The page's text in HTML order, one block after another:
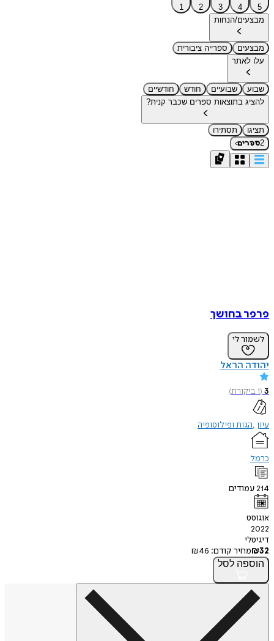
5
4
3
2
1
מבצעים/הנחות
מבצעים
ספרייה ציבורית
עלו לאתר
שבוע שבועיים חודש
חודשיים
להציג בתוצאות ספרים שכבר קנית?
תציגו
תסתירו
2ספרים›
פרפר בחושך
לשמור לי
יהודה הראל
3
(
1ביקורת)
עיון הגות ופילוסופיה
כרמל
214עמודים
אוגוסט
2022
דיגיטלי
₪32 מחיר קודם: ₪46
הוספה לסל